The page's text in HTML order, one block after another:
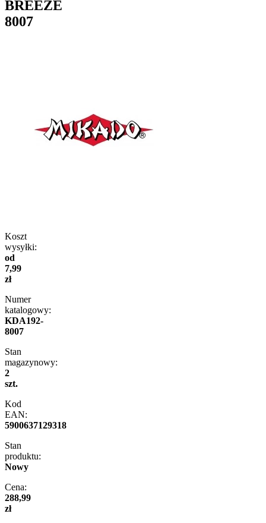
BREEZE
8007
Koszt
wysyłki:
od
7,99
zł
Numer
katalogowy:
KDA192-
8007
Stan
magazynowy:
2
szt.
Kod
EAN:
5900637129318
Stan
produktu:
Nowy
Cena:
288,99
zł